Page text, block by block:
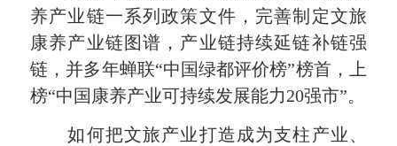
养产业链一系列政策文件，完善制定文旅
康养产业链图谱，产业链持续延链补链强
链，并多年蝉联“中国绿都评价榜”榜首，上
榜“中国康养产业可持续发展能力20强市”。
如何把文旅产业打造成为支柱产业、